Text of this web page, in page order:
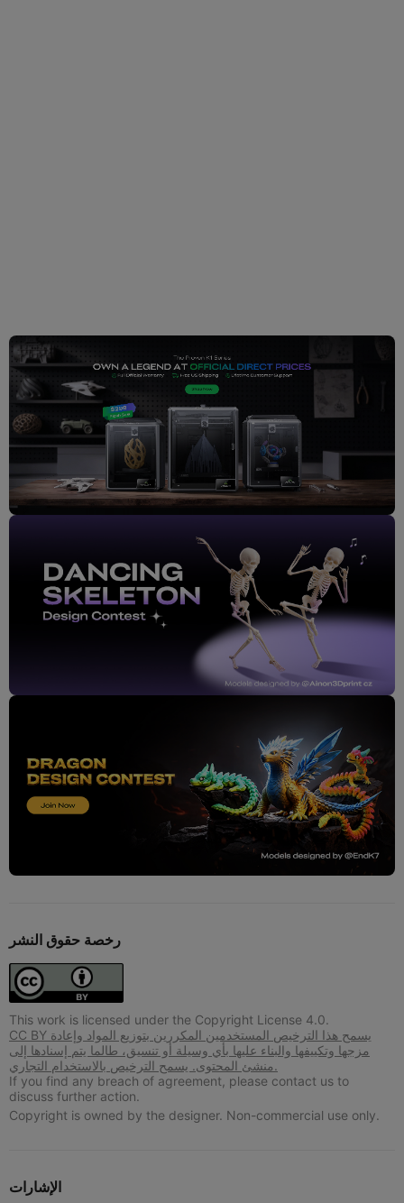
رخصة حقوق النشر
This work is licensed under the Copyright License 4.0.
CC BY يسمح هذا الترخيص المستخدمين المكررين بتوزيع المواد وإعادة
مزجها وتكييفها والبناء عليها بأي وسيلة أو تنسيق، طالما يتم إسنادها إلى
منشئ المحتوى. يسمح الترخيص بالاستخدام التجاري.
If you find any breach of agreement, please contact us to
discuss further action.
Copyright is owned by the designer. Non-commercial use only.
الإشارات